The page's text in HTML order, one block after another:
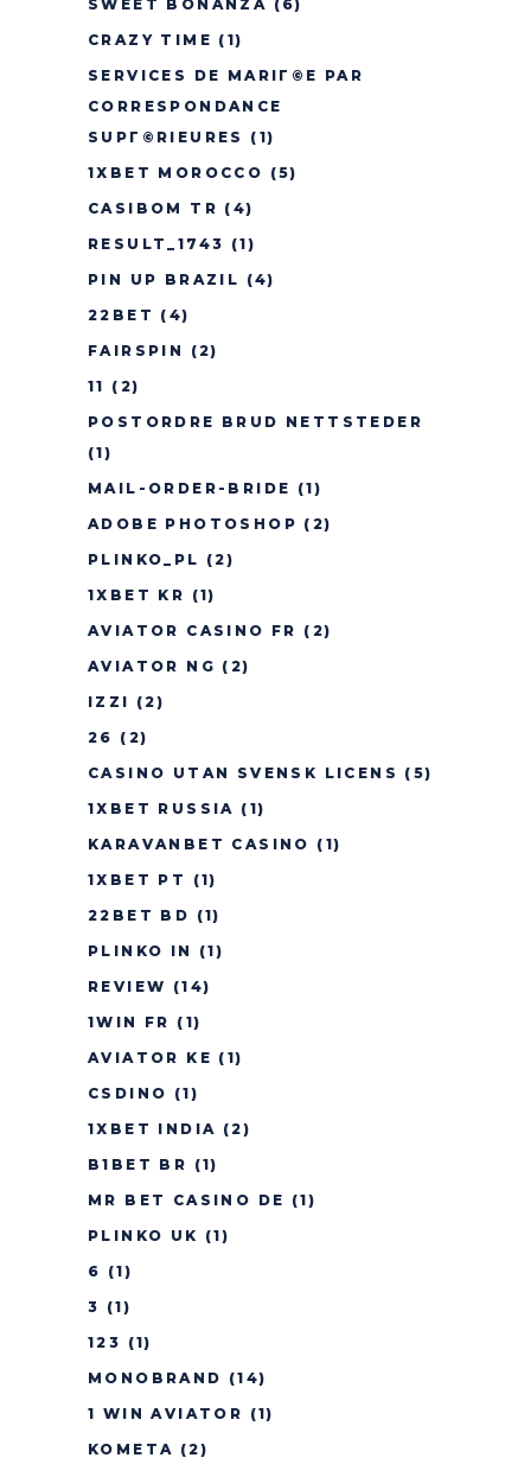
SWEET BONANZA (6)
CRAZY TIME (1)
SERVICES DE MARIГ©E PAR
CORRESPONDANCE
SUPГ©RIEURES
(1)
1XBET MOROCCO (5)
CASIBOM TR (4)
RESULT_1743 (1)
PIN UP BRAZIL (4)
22BET (4)
FAIRSPIN
(2)
11 (2)
POSTORDRE BRUD NETTSTEDER
(1)
MAIL-ORDER-BRIDE (1)
ADOBE PHOTOSHOP (2)
PLINKO_PL (2)
1XBET KR (1)
AVIATOR CASINO FR (2)
AVIATOR NG (2)
IZZI (2)
26 (2)
CASINO UTAN SVENSK LICENS (5)
1XBET RUSSIA (1)
KARAVANBET CASINO (1)
1XBET PT
(1)
22BET BD (1)
PLINKO IN
(1)
REVIEW (14)
1WIN FR (1)
AVIATOR KE (1)
CSDINO (1)
1XBET INDIA (2)
B1BET BR (1)
MR BET CASINO DE (1)
PLINKO UK (1)
6 (1)
3 (1)
123 (1)
MONOBRAND (14)
1 WIN AVIATOR (1)
KOMETA (2)